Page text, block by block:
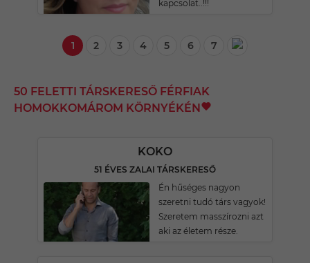
kapcsolat..!!!
1 2 3 4 5 6 7
50 FELETTI TÁRSKERESŐ FÉRFIAK
HOMOKKOMÁROM KÖRNYÉKÉN
KOKO
51 ÉVES ZALAI TÁRSKERESŐ
Én hűséges nagyon
szeretni tudó társ vagyok!
Szeretem masszírozni azt
aki az életem része.